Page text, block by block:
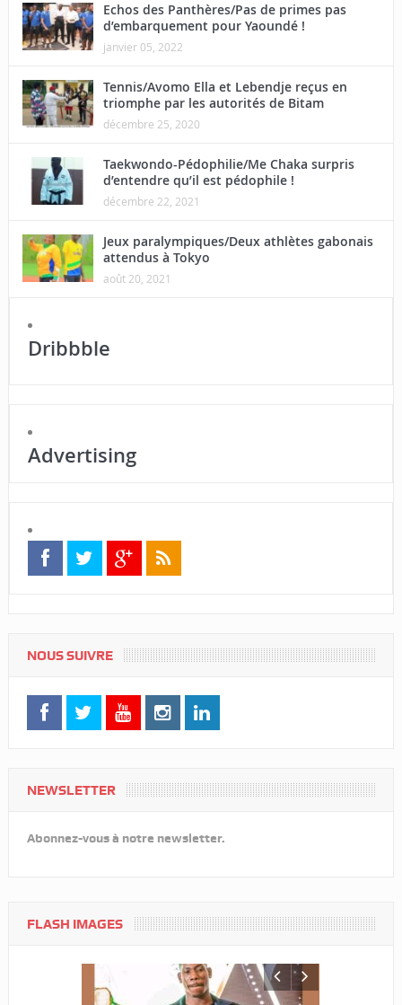
Echos des Panthères/Pas de primes pas
d’embarquement pour Yaoundé !
janvier 05, 2022
Tennis/Avomo Ella et Lebendje reçus en
triomphe par les autorités de Bitam
décembre 25, 2020
Taekwondo-Pédophilie/Me Chaka surpris
d’entendre qu’il est pédophile !
décembre 22, 2021
Jeux paralympiques/Deux athlètes gabonais
attendus à Tokyo
août 20, 2021
Dribbble
Advertising
NOUS SUIVRE
NEWSLETTER
Abonnez-vous à notre newsletter.
FLASH IMAGES